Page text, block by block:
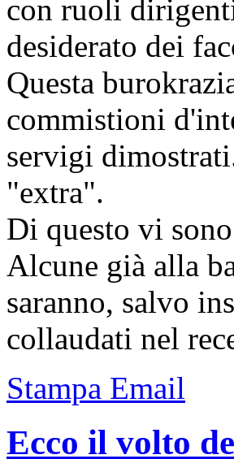
con ruoli
desiderato dei
Questa
commistioni
servigi
"extra".
Di questo vi
Alcune già alla
saranno, salvo
collaudati nel
Stampa Email
Ecco il volto